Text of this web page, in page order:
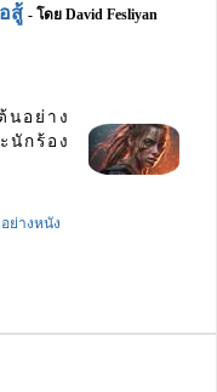
สู้ - โดย David Fesliyan
นอย่าง
กร้อง
ย่างหนัง